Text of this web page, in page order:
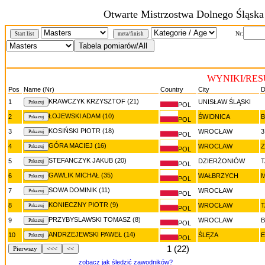
Otwarte Mistrzostwa Dolnego
Start list meta/finish Nr:
WYNIKI/
Pos Name (Nr) Country City
1
KRAWCZYK KRZYSZTOF (21) POL UNISŁAW ŚLĄSKI
2 ŁOJEWSKI ADAM (10) POL ŚWIDNICA
3 KOSIŃSKI PIOTR (18) POL WROCŁAW
4 GÓRA MACIEJ (16) POL WROCLAW
5 STEFANCZYK JAKUB (20) POL DZIERŻONIÓW
6 GAWLIK MICHAŁ (35) POL WAŁBRZYCH
7 SOWA DOMINIK (11) POL WROCŁAW
8 KONIECZNY PIOTR (9) POL WROCŁAW
9 PRZYBYSLAWSKI TOMASZ (8) POL WROCLAW
10 ANDRZEJEWSKI PAWEŁ (14) POL ŚLĘZA
Pierwszy <<< << 1 (22)
zobacz jak śledzić zawodników?